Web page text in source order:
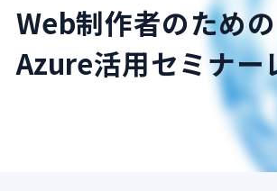
Azureとは
AWS比較
Web制作者のための
Azure活用セミナー